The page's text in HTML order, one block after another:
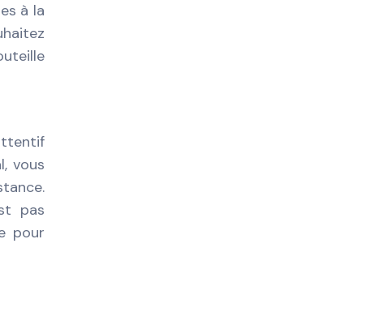
à la
vous
pas
pour